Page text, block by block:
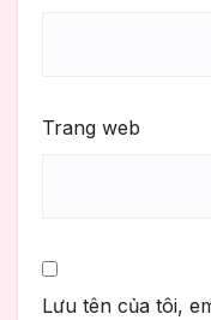
Trang web
Lưu tên của tôi,